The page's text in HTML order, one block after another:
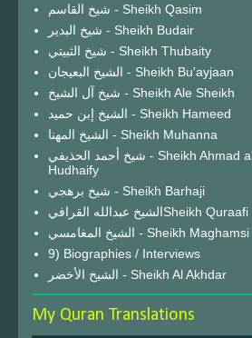
شيخ القاسم - Sheikh Qasim
شيخ البدير - Sheikh Budair
شيخ الثبيتي - Sheikh Thubaity
الشيخ البعيجان - Sheikh Bu'ayjaan
شيخ آل الشيخ - Sheikh Ale Sheikh
الشيخ إبن حميد - Sheikh Hameed
الشيخ المهنا - Sheikh Muhanna
شيخ أحمد الحذيفي - Sheikh Ahmad al
Hudhaify
شيخ برهجي - Sheikh Barhaji
الشيخ عبدالله القرافيSheikh Quraafi
الشيخ المغامسي - Sheikh Maghamsi
9) Biographies / Interviews
الشيخ الأخضر - Sheikh Al Akhdar
My Quran Translations